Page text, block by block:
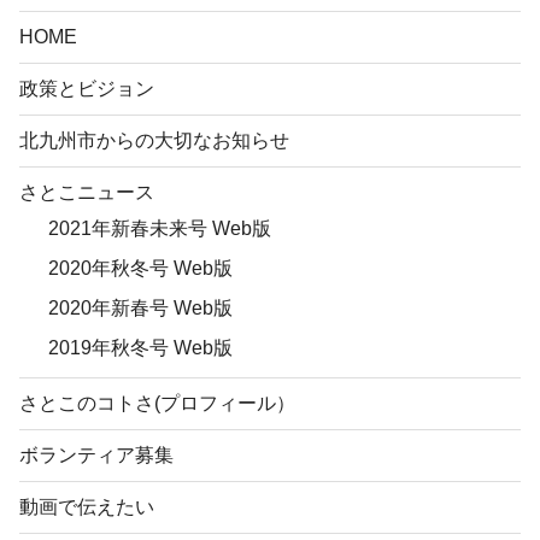
HOME
政策とビジョン
北九州市からの大切なお知らせ
さとこニュース
2021年新春未来号 Web版
2020年秋冬号 Web版
2020年新春号 Web版
2019年秋冬号 Web版
さとこのコトさ(プロフィール）
ボランティア募集
動画で伝えたい